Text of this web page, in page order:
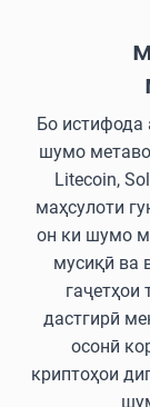
Бо истифода
шумо
Litecoin,
маҳсулоти
он ки шумо
мусиқӣ ва
гаҷетҳои
дастгирӣ
осонӣ
криптоҳои